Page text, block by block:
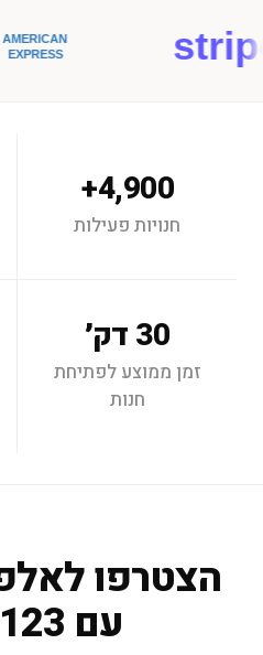
stripe
4,900+
חנויות פעילות
30 דק׳
זמן ממוצע לפתיחת
חנות
הצטרפו
עם Shop123